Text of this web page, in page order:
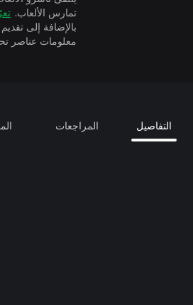
تمارس الألعاب.
بالإضافة إلى
معلومات عناصر
التفاصيل المراجعات